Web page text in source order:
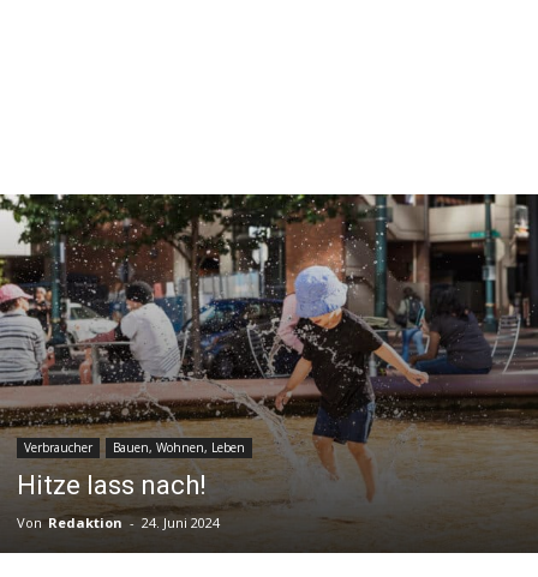
Verbraucher Bauen, Wohnen, Leben
Hitze lass nach!
Von Redaktion - 24. Juni 2024